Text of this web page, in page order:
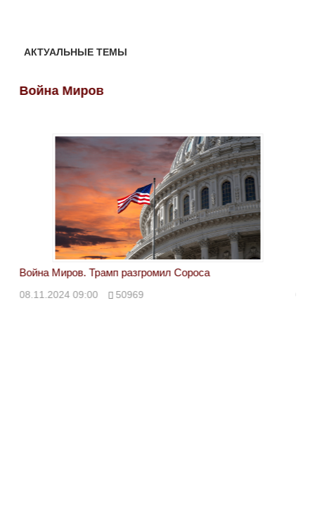
АКТУАЛЬНЫЕ ТЕМЫ
Война Миров
Война Миров. Трамп разгромил Сороса
08.11.2024 09:00 50969